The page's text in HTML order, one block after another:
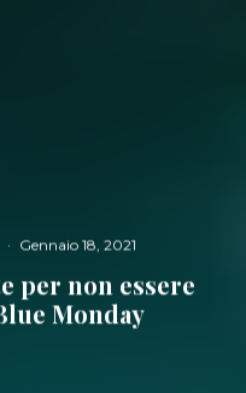
· Gennaio 18, 2021
per non essere
Monday